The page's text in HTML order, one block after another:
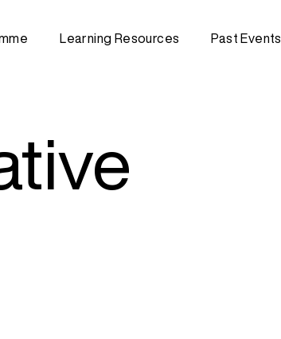
Learning Resources
Past Events